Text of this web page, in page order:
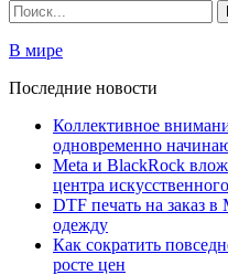
В мире
Последние новости
Коллективное
одновременно
Meta и BlackRock
центра
DTF печать на заказ
одежду
Как сократить
росте цен